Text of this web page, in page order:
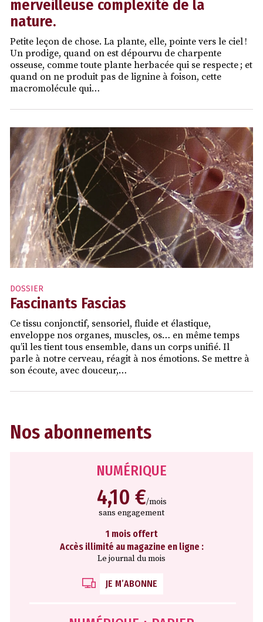
merveilleuse complexité de la
nature.
Petite leçon de chose. La plante, elle, pointe vers le ciel !
Un prodige, quand on est dépourvu de charpente
osseuse, comme toute plante herbacée qui se respecte ; et
quand on ne produit pas de lignine à foison, cette
macromolécule qui…
DOSSIER
Fascinants Fascias
Ce tissu conjonctif, sensoriel, fluide et élastique,
enveloppe nos organes, muscles, os… en même temps
qu’il les tient tous ensemble, dans un corps unifié. Il
parle à notre cerveau, réagit à nos émotions. Se mettre à
son écoute, avec douceur,…
Nos abonnements
NUMÉRIQUE
4,10 €/mois
sans engagement
1 mois offert
Accès illimité au magazine en ligne :
Le journal du mois
JE M’ABONNE